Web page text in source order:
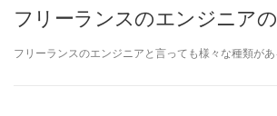
フリーランスのエンジニア
フリーランスのエンジニアと言っても様々な種類が